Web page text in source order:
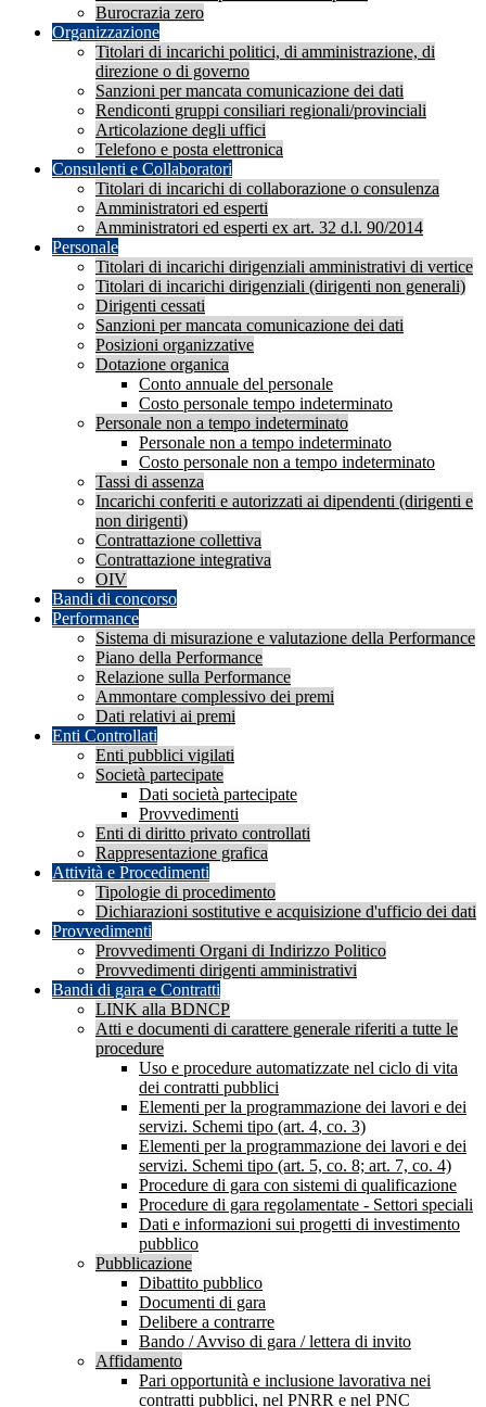
Burocrazia zero
Organizzazione
Titolari di incarichi politici, di amministrazione, di
direzione o di governo
Sanzioni per mancata comunicazione dei dati
Rendiconti gruppi consiliari regionali/provinciali
Articolazione degli uffici
Telefono e posta elettronica
Consulenti e Collaboratori
Titolari di incarichi di collaborazione o consulenza
Amministratori ed esperti
Amministratori ed esperti ex art. 32 d.l. 90/2014
Personale
Titolari di incarichi dirigenziali amministrativi di vertice
Titolari di incarichi dirigenziali (dirigenti non generali)
Dirigenti cessati
Sanzioni per mancata comunicazione dei dati
Posizioni organizzative
Dotazione organica
Conto annuale del personale
Costo personale tempo indeterminato
Personale non a tempo indeterminato
Personale non a tempo indeterminato
Costo personale non a tempo indeterminato
Tassi di assenza
Incarichi conferiti e autorizzati ai dipendenti (dirigenti e
non dirigenti)
Contrattazione collettiva
Contrattazione integrativa
OIV
Bandi di concorso
Performance
Sistema di misurazione e valutazione della Performance
Piano della Performance
Relazione sulla Performance
Ammontare complessivo dei premi
Dati relativi ai premi
Enti Controllati
Enti pubblici vigilati
Società partecipate
Dati società partecipate
Provvedimenti
Enti di diritto privato controllati
Rappresentazione grafica
Attività e Procedimenti
Tipologie di procedimento
Dichiarazioni sostitutive e acquisizione d'ufficio dei dati
Provvedimenti
Provvedimenti Organi di Indirizzo Politico
Provvedimenti dirigenti amministrativi
Bandi di gara e Contratti
LINK alla BDNCP
Atti e documenti di carattere generale riferiti a tutte le
procedure
Uso e procedure automatizzate nel ciclo di vita
dei contratti pubblici
Elementi per la programmazione dei lavori e dei
servizi. Schemi tipo (art. 4, co. 3)
Elementi per la programmazione dei lavori e dei
servizi. Schemi tipo (art. 5, co. 8; art. 7, co. 4)
Procedure di gara con sistemi di qualificazione
Procedure di gara regolamentate - Settori speciali
Dati e informazioni sui progetti di investimento
pubblico
Pubblicazione
Dibattito pubblico
Documenti di gara
Delibere a contrarre
Bando / Avviso di gara / lettera di invito
Affidamento
Pari opportunità e inclusione lavorativa nei
contratti pubblici, nel PNRR e nel PNC